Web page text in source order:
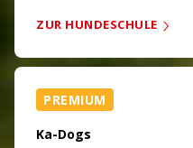
ZUR HUNDESCHULE
PREMIUM
Ka-Dogs